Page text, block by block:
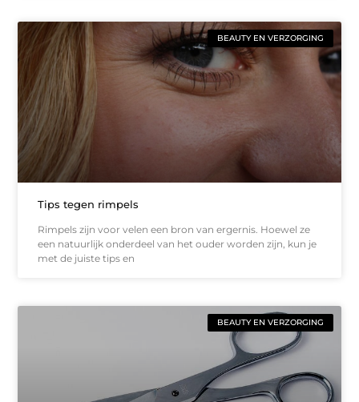
BEAUTY EN VERZORGING
Tips tegen rimpels
Rimpels zijn voor velen een bron van ergernis. Hoewel ze
een natuurlijk onderdeel van het ouder worden zijn, kun je
met de juiste tips en
BEAUTY EN VERZORGING